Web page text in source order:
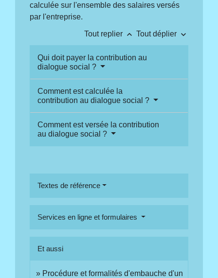
calculée sur l'ensemble des salaires versés
par l'entreprise.
Tout replier keyboard_arrow_up Tout déplier keyboard_arrow_down
Qui doit payer la contribution au
dialogue social ?
Comment est calculée la
contribution au dialogue social ?
Comment est versée la contribution
au dialogue social ?
Textes de référence
Services en ligne et formulaires
Et aussi
Procédure et formalités d'embauche d'un